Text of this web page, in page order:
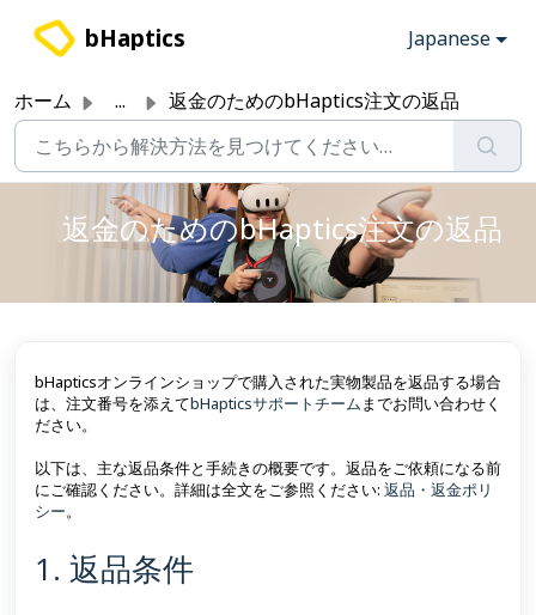
bHaptics Japanese
ホーム ... 返金のためのbHaptics注文の返品
返金のためのbHaptics注文の返品
bHapticsオンラインショップで購入された実物製品を返品する場合
は、注文番号を添えてbHapticsサポートチームまでお問い合わせく
ださい。
以下は、主な返品条件と手続きの概要です。返品をご依頼になる前
にご確認ください。詳細は全文をご参照ください: 返品・返金ポリ
シー。
1. 返品条件